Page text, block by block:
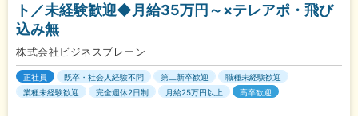
ト／未経験歓迎◆月給35万円～×テレアポ・飛び
込み無
株式会社ビジネスブレーン
正社員 既卒・社会人経験不問 第二新卒歓迎
職種未経験歓迎
業種未経験歓迎
完全週休2日制 月給25万円以上 高卒歓迎